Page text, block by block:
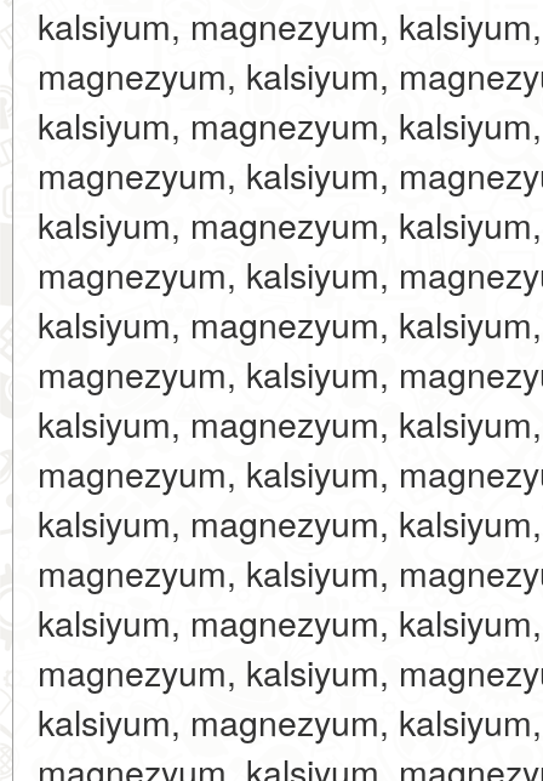
kalsiyum, magnezyum,
magnezyum, kalsiyum,
kalsiyum, magnezyum,
magnezyum, kalsiyum,
kalsiyum, magnezyum,
magnezyum, kalsiyum,
kalsiyum, magnezyum,
magnezyum, kalsiyum,
kalsiyum, magnezyum,
magnezyum, kalsiyum,
kalsiyum, magnezyum,
magnezyum, kalsiyum,
kalsiyum, magnezyum,
magnezyum, kalsiyum,
kalsiyum, magnezyum,
magnezyum, kalsiyum,